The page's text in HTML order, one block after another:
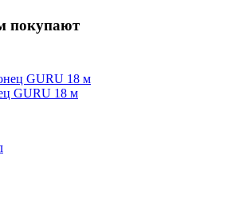
покупают
GURU 18 м